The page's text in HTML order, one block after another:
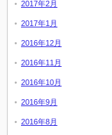
2017年2月
2017年1月
2016年12月
2016年11月
2016年10月
2016年9月
2016年8月